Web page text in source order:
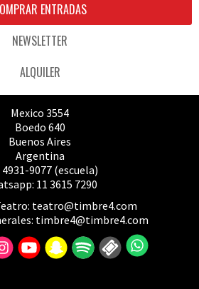
ENTRADAS
NEWSLETTER
ALQUILER
Mexico 3554
Boedo 640
Buenos Aires
Argentina
4931-9077 (escuela)
11 3615 7290
teatro@timbre4.com
timbre4@timbre4.com